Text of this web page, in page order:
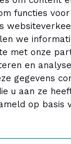
functies voor
we
met onze
en
gegevens
u aan ze
op basis